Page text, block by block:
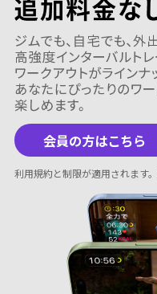
会員の方はこちら
利用規約と制限が適用されます。